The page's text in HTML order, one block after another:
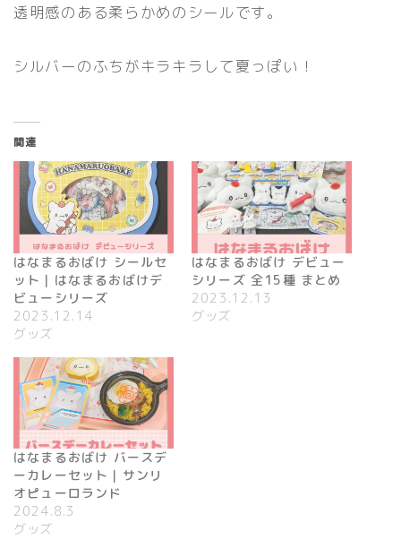
透明感のある柔らかめのシールです。
シルバーのふちがキラキラして夏っぽい！
関連
はなまるおばけ シールセ
ット｜はなまるおばけデ
ビューシリーズ
2023.12.14
グッズ
はなまるおばけ デビュー
シリーズ 全15種 まとめ
2023.12.13
グッズ
はなまるおばけ バースデ
ーカレーセット｜サンリ
オピューロランド
2024.8.3
グッズ